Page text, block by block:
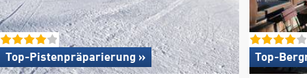
Top-Pistenpräparierung » Top-